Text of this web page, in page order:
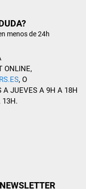
menos de 24h
ONLINE,
, O
A JUEVES A 9H A 18H
13H.